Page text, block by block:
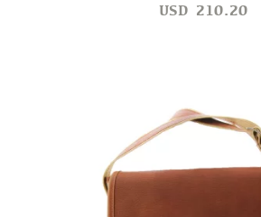
USD 210.20